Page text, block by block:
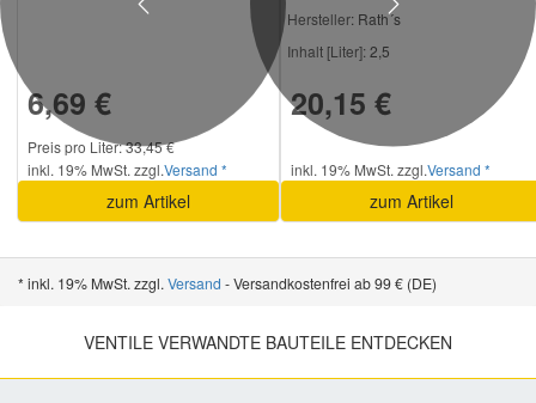
6,69 €
Preis pro Liter: 33,45 €
inkl. 19% MwSt. zzgl.Versand *
zum Artikel
Hersteller: Rath´s
Inhalt [Liter]: 2,5
20,15 €
inkl. 19% MwSt. zzgl.Versand *
zum Artikel
Previous Next
* inkl. 19% MwSt. zzgl. Versand - Versandkostenfrei ab 99 € (DE)
VENTILE VERWANDTE BAUTEILE ENTDECKEN